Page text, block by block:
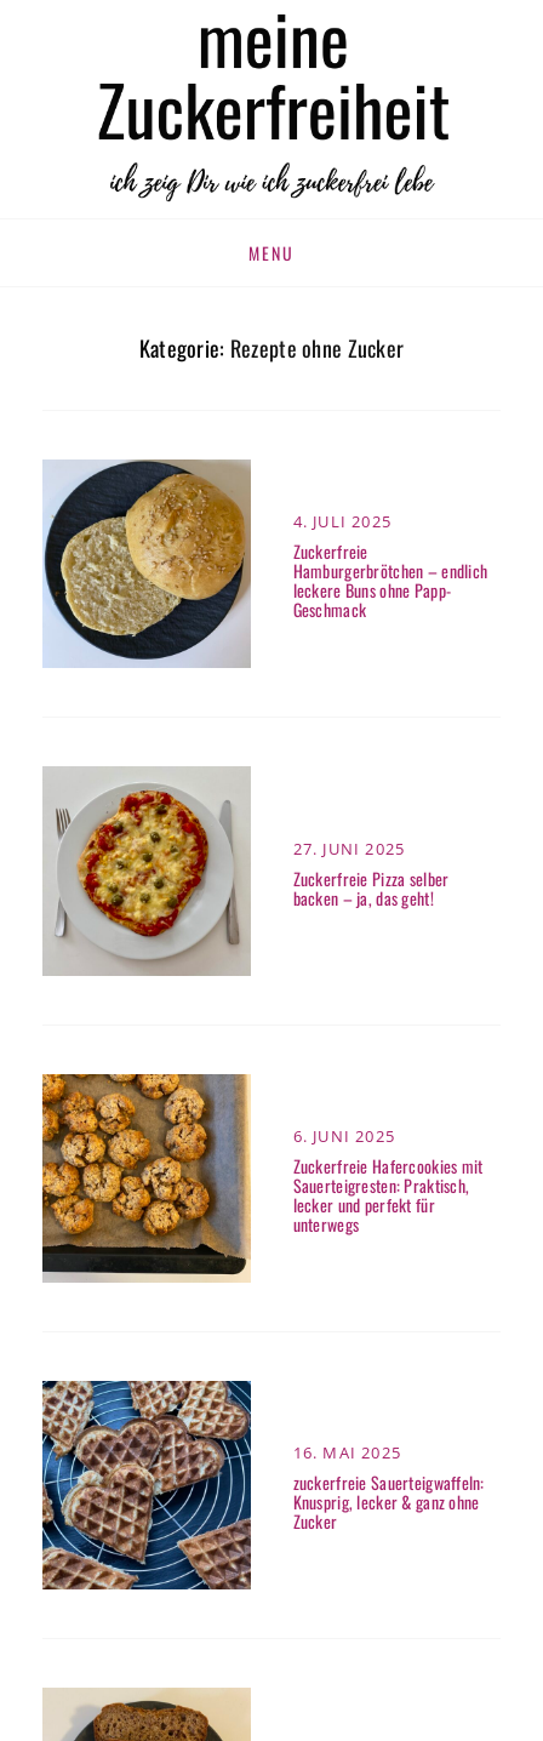
MEINE
ZUCKERFREIHEIT
zuckerfrei leben
MENU
Kategorie: Rezepte ohne Zucker
POSTED
ON
4. JULI 2025
Zuckerfreie
Hamburgerbrötchen – endlich
leckere Buns ohne Papp-
Geschmack
POSTED
ON
27. JUNI 2025
Zuckerfreie Pizza selber
backen – ja, das geht!
POSTED
ON
6. JUNI 2025
Zuckerfreie Hafercookies mit
Sauerteigresten: Praktisch,
lecker und perfekt für
unterwegs
POSTED
ON
16. MAI 2025
zuckerfreie Sauerteigwaffeln:
Knusprig, lecker & ganz ohne
Zucker